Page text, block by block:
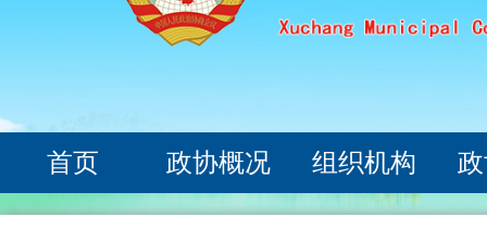
首页 政协概况 组织机构